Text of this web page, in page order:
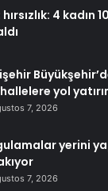
4 kadın
yol
7, 2026
yerini
7, 2026